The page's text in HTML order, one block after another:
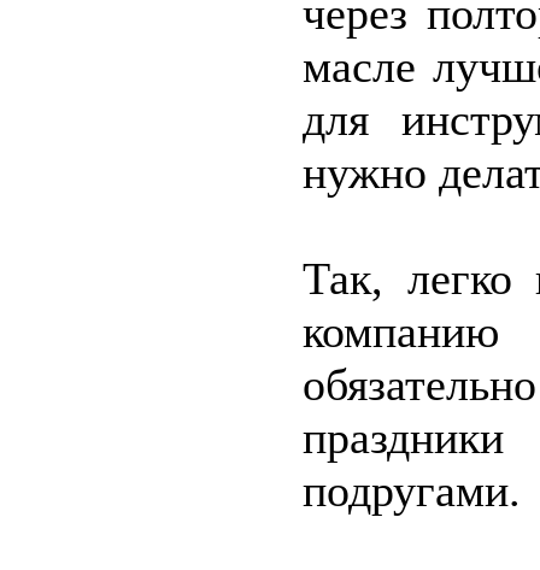
через
масле
для
нужно
Так,
подругами.